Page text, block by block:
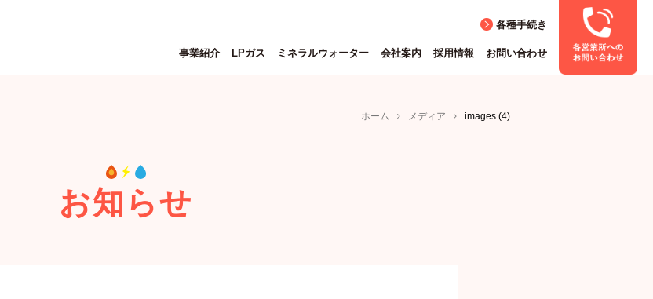
各種手続き
事業紹介 LPガス ミネラルウォーター 会社案内 採用情報 お問い合わせ
ホーム メディア images (4)
お知らせ